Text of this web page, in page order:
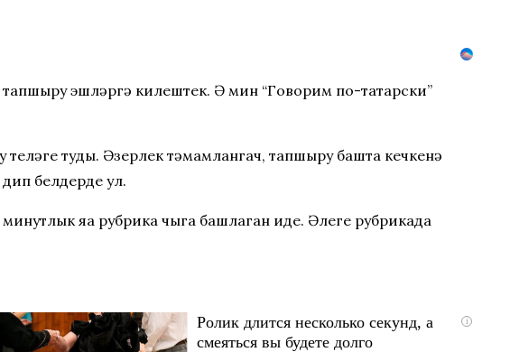
эшләргә килештек. Ә мин “Говорим по-татарски”
туды. Әзерлек тәмамлангач, тапшыру башта кечкенә
белдерде ул.
яңа рубрика чыга башлаган иде. Әлеге рубрикада
i
Ролик длится несколько секунд, а
смеяться вы будете долго